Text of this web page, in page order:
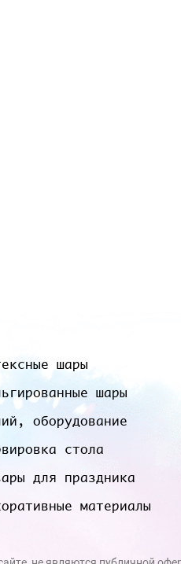
шары
шары
оборудование
стола
для праздника
материалы